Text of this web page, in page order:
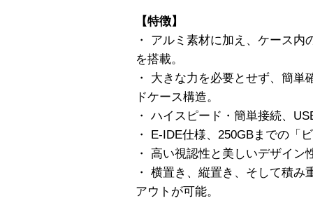
【特徴】
・ アルミ素材に加え、ケース
を搭載。
・ 大きな力を必要とせず、簡
ドケース構造。
・ ハイスピード・簡単接続、
・ E-IDE仕様、250GBまでの「
・ 高い視認性と美しいデザイ
・ 横置き、縦置き、そして積
アウトが可能。